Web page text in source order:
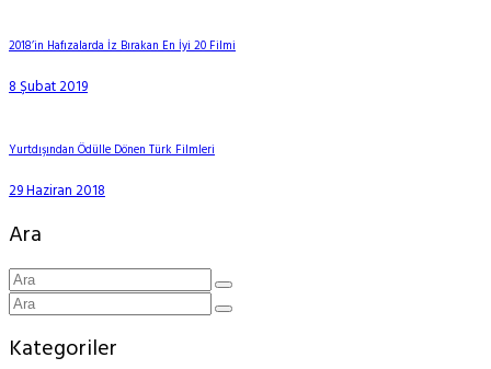
2018’in Hafızalarda İz Bırakan En İyi 20 Filmi
8 Şubat 2019
Yurtdışından Ödülle Dönen Türk Filmleri
29 Haziran 2018
Ara
Kategoriler